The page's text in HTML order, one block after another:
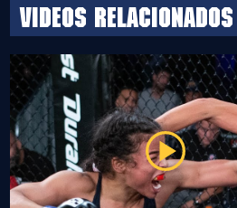
Videos relacionados